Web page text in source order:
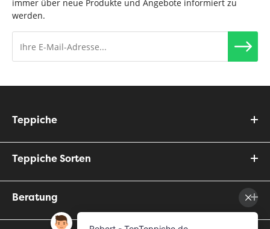
immer über neue Produkte und Angebote informiert zu
werden.
Teppiche
Teppiche Sorten
Beratung